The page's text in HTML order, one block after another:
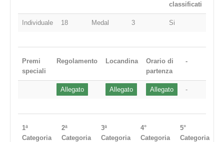
classificati
Individuale 18 Medal 3 Si
Premi
speciali
Regolamento Locandina
Orario di
partenza
-
Allegato Allegato Allegato -
1ª
Categoria
2ª
Categoria
3ª
Categoria
4°
Categoria
5°
Categoria